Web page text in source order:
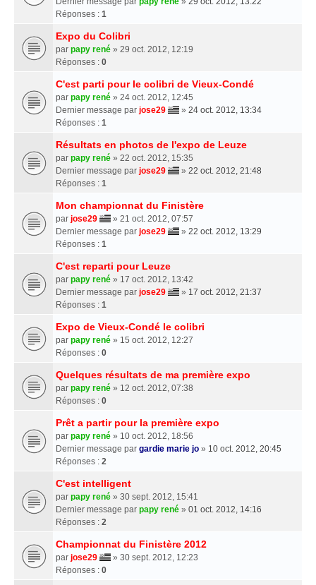
Réponses : 1
Expo du Colibri
par papy rené » 29 oct. 2012, 12:19
Réponses : 0
C'est parti pour le colibri de Vieux-Condé
par papy rené » 24 oct. 2012, 12:45
Dernier message par jose29 » 24 oct. 2012, 13:34
Réponses : 1
Résultats en photos de l'expo de Leuze
par papy rené » 22 oct. 2012, 15:35
Dernier message par jose29 » 22 oct. 2012, 21:48
Réponses : 1
Mon championnat du Finistère
par jose29
» 21 oct. 2012, 07:57
Dernier message par jose29 » 22 oct. 2012, 13:29
Réponses : 1
C'est reparti pour Leuze
par papy rené » 17 oct. 2012, 13:42
Dernier message par jose29 » 17 oct. 2012, 21:37
Réponses : 1
Expo de Vieux-Condé le colibri
par papy rené » 15 oct. 2012, 12:27
Réponses : 0
Quelques résultats de ma première expo
par papy rené » 12 oct. 2012, 07:38
Réponses : 0
Prêt a partir pour la première expo
par papy rené » 10 oct. 2012, 18:56
Dernier message par gardie marie jo » 10 oct. 2012, 20:45
Réponses : 2
C'est intelligent
par papy rené » 30 sept. 2012, 15:41
Dernier message par papy rené » 01 oct. 2012, 14:16
Réponses : 2
Championnat du Finistère 2012
par jose29
» 30 sept. 2012, 12:23
Réponses : 0